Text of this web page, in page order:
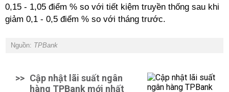
0,15 - 1,05 điểm % so với tiết kiệm truyền thống sau khi
giảm 0,1 - 0,5 điểm % so với tháng trước.
Nguồn: TPBank
>> Cập nhật lãi suất ngân
hàng TPBank mới nhất